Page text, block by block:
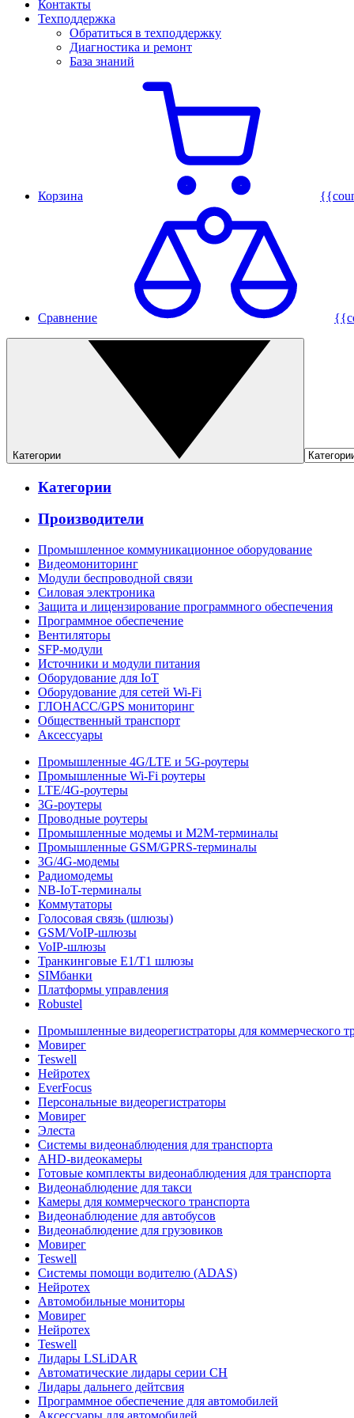
Контакты
Техподдержка
Обратиться в техподдержку
Диагностика и ремонт
База знаний
Корзина
Сравнение
Категории
Категории
Производители
Промышленное коммуникационное оборудование
Видеомониторинг
Модули беспроводной связи
Силовая электроника
Защита и лицензирование программного обеспечения
Программное обеспечение
Вентиляторы
SFP-модули
Источники и модули питания
Оборудование для IoT
Оборудование для сетей Wi-Fi
ГЛОНАСС/GPS мониторинг
Общественный транспорт
Аксессуары
Промышленные 4G/LTE и 5G-роутеры
Промышленные Wi-Fi роутеры
LTE/4G-роутеры
3G-роутеры
Проводные роутеры
Промышленные модемы и M2M-терминалы
Промышленные GSM/GPRS-терминалы
3G/4G-модемы
Радиомодемы
NB-IoT-терминалы
Коммутаторы
Голосовая связь (шлюзы)
GSM/VoIP-шлюзы
VoIP-шлюзы
Транкинговые E1/T1 шлюзы
SIMбанки
Платформы управления
Robustel
Промышленные видеорегистраторы для коммерческого
Мовирег
Teswell
Нейротех
EverFocus
Персональные видеорегистраторы
Мовирег
Элеста
Системы видеонаблюдения для транспорта
AHD-видеокамеры
Готовые комплекты видеонаблюдения для транспорта
Видеонаблюдение для такси
Камеры для коммерческого транспорта
Видеонаблюдение для автобусов
Видеонаблюдение для грузовиков
Мовирег
Teswell
Системы помощи водителю (ADAS)
Нейротех
Автомобильные мониторы
Мовирег
Нейротех
Teswell
Лидары LSLiDAR
Автоматические лидары серии CH
Лидары дальнего дейтсвия
Программное обеспечение для автомобилей